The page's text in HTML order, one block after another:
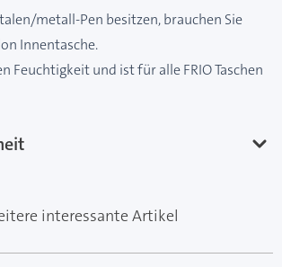
metall-Pen besitzen, brauchen Sie
Innentasche.
Feuchtigkeit und ist für alle FRIO Taschen
interessante Artikel